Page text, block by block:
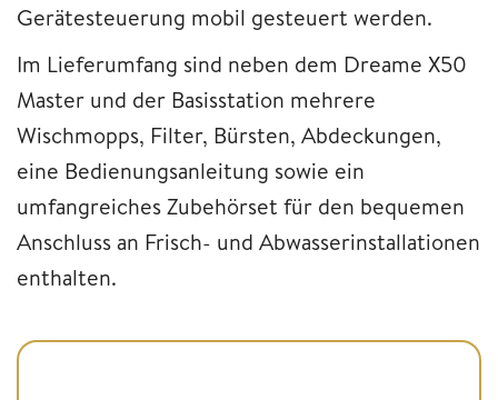
Gerätesteuerung mobil gesteuert werden.
Im Lieferumfang sind neben dem Dreame X50
Master und der Basisstation mehrere
Wischmopps, Filter, Bürsten, Abdeckungen,
eine Bedienungsanleitung sowie ein
umfangreiches Zubehörset für den bequemen
Anschluss an Frisch- und Abwasserinstallationen
enthalten.